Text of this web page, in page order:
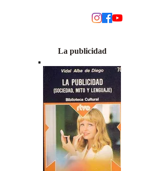
La publicidad